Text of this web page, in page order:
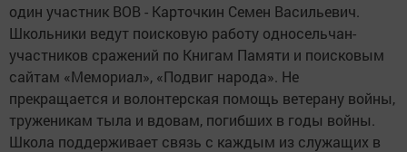
один участник ВОВ - Карточкин Семен Васильевич.
Школьники ведут поисковую работу односельчан-
участников сражений по Книгам Памяти и поисковым
сайтам «Мемориал», «Подвиг народа». Не
прекращается и волонтерская помощь ветерану войны,
труженикам тыла и вдовам, погибших в годы войны.
Школа поддерживает связь с каждым из служащих в